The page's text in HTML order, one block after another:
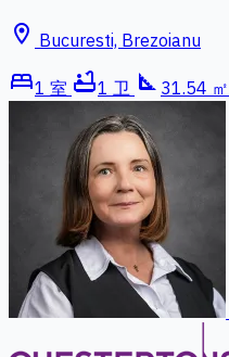
location_on Bucuresti, Brezoianu
bed1 室 bathtub1 卫 square_foot 31.54 ㎡